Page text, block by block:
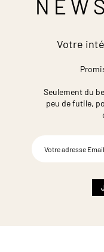
Votre
Seulement du
peu de futile,